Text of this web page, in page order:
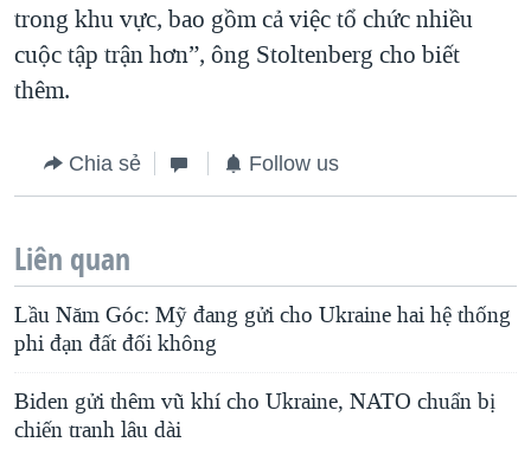
trong khu vực, bao gồm cả việc tổ chức nhiều
cuộc tập trận hơn”, ông Stoltenberg cho biết
thêm.
Chia sẻ Follow us
Liên quan
Lầu Năm Góc: Mỹ đang gửi cho Ukraine hai hệ thống
phi đạn đất đối không
Biden gửi thêm vũ khí cho Ukraine, NATO chuẩn bị
chiến tranh lâu dài